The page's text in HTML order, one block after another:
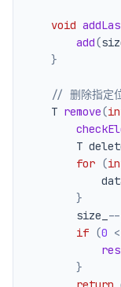
void
add(
}
// 删除指定
    T
remove(
T
for (
}
        size_
--
if (0 <
}